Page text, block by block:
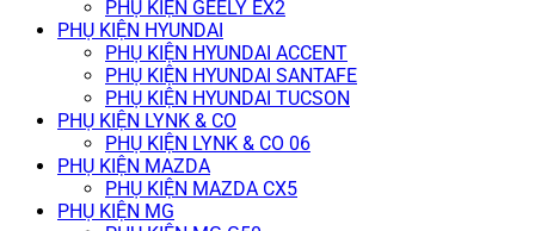
PHỤ KIỆN GEELY EX2
PHỤ KIỆN HYUNDAI
PHỤ KIỆN HYUNDAI ACCENT
PHỤ KIỆN HYUNDAI SANTAFE
PHỤ KIỆN HYUNDAI TUCSON
PHỤ KIỆN LYNK & CO
PHỤ KIỆN LYNK & CO 06
PHỤ KIỆN MAZDA
PHỤ KIỆN MAZDA CX5
PHỤ KIỆN MG